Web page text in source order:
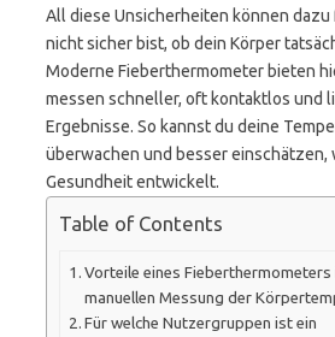
All diese Unsicherheiten können dazu
nicht sicher bist, ob dein Körper
Moderne Fieberthermometer bieten
messen schneller, oft kontaktlos und
Ergebnisse. So kannst du deine
überwachen und besser einschätzen,
Gesundheit entwickelt.
Table of Contents
Vorteile eines Fieberthermometers
manuellen Messung der
Für welche Nutzergruppen ist ein